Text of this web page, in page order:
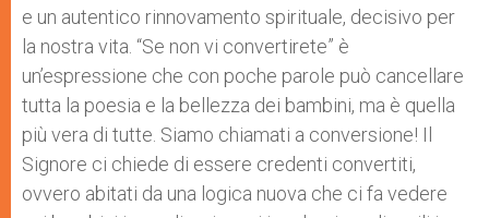
e un autentico rinnovamento spirituale, decisivo per
la nostra vita. “Se non vi convertirete” è
un’espressione che con poche parole può cancellare
tutta la poesia e la bellezza dei bambini, ma è quella
più vera di tutte. Siamo chiamati a conversione! Il
Signore ci chiede di essere credenti convertiti,
ovvero abitati da una logica nuova che ci fa vedere